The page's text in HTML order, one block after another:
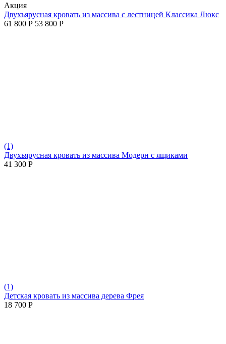
Aкция
Двухъярусная кровать из массива с лестницей Классика Люкс
61 800 Р 53 800 Р
(1)
Двухъярусная кровать из массива Модерн с ящиками
41 300 Р
(1)
Детская кровать из массива дерева Фрея
18 700 Р